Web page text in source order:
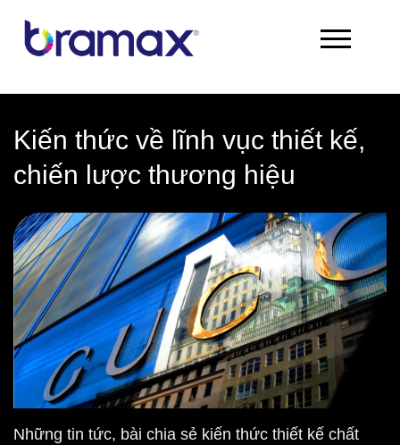
Kiến thức về lĩnh vục thiết kế,
chiến lược thương hiệu
Những tin tức, bài chia sẻ kiến thức thiết kế chất